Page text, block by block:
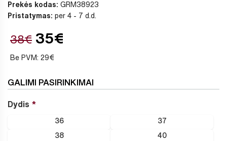
Prekės kodas: GRM38923
Pristatymas: per 4 - 7 d.d.
38€ 35€
Be PVM: 29€
GALIMI PASIRINKIMAI
Dydis
36 37
38 40